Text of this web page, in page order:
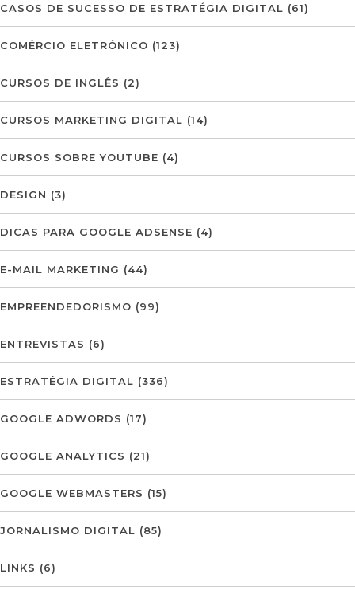
CASOS DE SUCESSO DE ESTRATÉGIA DIGITAL (61)
COMÉRCIO ELETRÓNICO (123)
CURSOS DE INGLÊS (2)
CURSOS MARKETING DIGITAL (14)
CURSOS SOBRE YOUTUBE (4)
DESIGN (3)
DICAS PARA GOOGLE ADSENSE (4)
E-MAIL MARKETING (44)
EMPREENDEDORISMO (99)
ENTREVISTAS (6)
ESTRATÉGIA DIGITAL (336)
GOOGLE ADWORDS (17)
GOOGLE ANALYTICS (21)
GOOGLE WEBMASTERS (15)
JORNALISMO DIGITAL (85)
LINKS (6)